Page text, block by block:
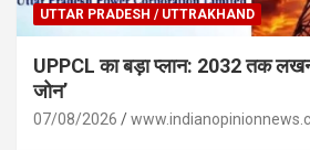
UTTAR PRADESH / UTTRAKHAND
UPPCL का बड़ा प्लान: 2032 तक
जोन’
07/08/2026